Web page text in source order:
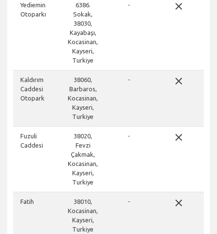
Yediemin
Otoparkı
6386.
Sokak,
38030,
Kayabaşı,
Kocasinan,
Kayseri,
Turkiye
- close
Kaldırım
Caddesi
Otopark
38060,
Barbaros,
Kocasinan,
Kayseri,
Turkiye
- close
Fuzuli
Caddesi
38020,
Fevzi
Çakmak,
Kocasinan,
Kayseri,
Turkiye
- close
Fatih
38010,
Kocasinan,
Kayseri,
Turkiye
- close